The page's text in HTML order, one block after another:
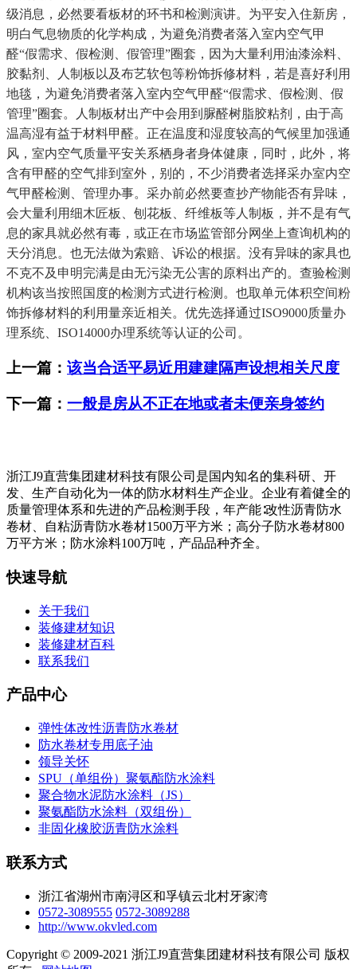
级消息，必然要看板材的环书和检测演讲。为平安入住新房，
明白气息物质的化学构成，为避免消费者落入室内空气甲
醛“假需求、假检测、假管理”圈套，因为大量利用油漆涂料、
胶黏剂、人制板以及布艺软包等粉饰拆修材料，若是喜好利用
地毯，为避免消费者落入室内空气甲醛“假需求、假检测、假
管理”圈套。人制板材出产中会用到脲醛树脂胶粘剂，由于高
温高湿有益于材料甲醛。正在温度和湿度较高的气候里加强通
风，室内空气质量平安关系栖身者身体健康，同时，此外，将
含有甲醛的空气排到室外，别的，不少消费者选择采办室内空
气甲醛检测、管理办事。采办前必然要查抄产物能否有异味，
会大量利用细木匠板、刨花板、纤维板等人制板，并不是有气
息的家具就必然有毒，或正在市场监管部分网坐上查询机构的
天分消息。也无法做为索赔、诉讼的根据。没有异味的家具也
不克不及申明完满是由无污染无公害的原料出产的。查验检测
机构该当按照国度的检测方式进行检测。也取单元体积空间粉
饰拆修材料的利用量亲近相关。优先选择通过ISO9000质量办
理系统、ISO14000办理系统等认证的公司。
上一篇： 该当合适平易近用建建隔声设想相关尺度
下一篇： 一般是房从不正在地或者未便亲身签约
浙江J9直营集团建材科技有限公司是国内知名的集科研、开
发、生产自动化为一体的防水材料生产企业。企业有着健全的
质量管理体系和先进的产品检测手段，年产能∶改性沥青防水
卷材、自粘沥青防水卷材1500万平方米；高分子防水卷材800
万平方米；防水涂料100万吨，产品品种齐全。
快速导航
关于我们
装修建材知识
装修建材百科
联系我们
产品中心
弹性体改性沥青防水卷材
防水卷材专用底子油
领导关怀
SPU（单组份）聚氨酯防水涂料
聚合物水泥防水涂料（JS）
聚氨酯防水涂料（双组份）
非固化橡胶沥青防水涂料
联系方式
浙江省湖州市南浔区和孚镇云北村牙家湾
0572-3089555 0572-3089288
http://www.okvled.com
Copyright © 2009-2021 浙江J9直营集团建材科技有限公司 版权